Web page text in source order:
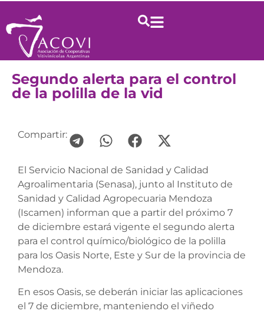
Segundo alerta para el control
de la polilla de la vid
Compartir:
El Servicio Nacional de Sanidad y Calidad
Agroalimentaria (Senasa), junto al Instituto de
Sanidad y Calidad Agropecuaria Mendoza
(Iscamen) informan que a partir del próximo 7
de diciembre estará vigente el segundo alerta
para el control químico/biológico de la polilla
para los Oasis Norte, Este y Sur de la provincia de
Mendoza.
En esos Oasis, se deberán iniciar las aplicaciones
el 7 de diciembre, manteniendo el viñedo